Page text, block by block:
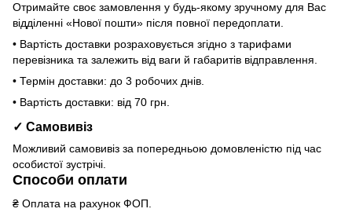
Отримайте своє замовлення у будь-якому зручному для Вас
відділенні «Нової пошти» після повної передоплати.
• Вартість доставки розраховується згідно з тарифами
перевізника та залежить від ваги й габаритів відправлення.
• Термін доставки: до 3 робочих днів.
• Вартість доставки: від 70 грн.
✓ Самовивіз
Можливий самовивіз за попередньою домовленістю під час
особистої зустрічі.
Способи оплати
₴ Оплата на рахунок ФОП.